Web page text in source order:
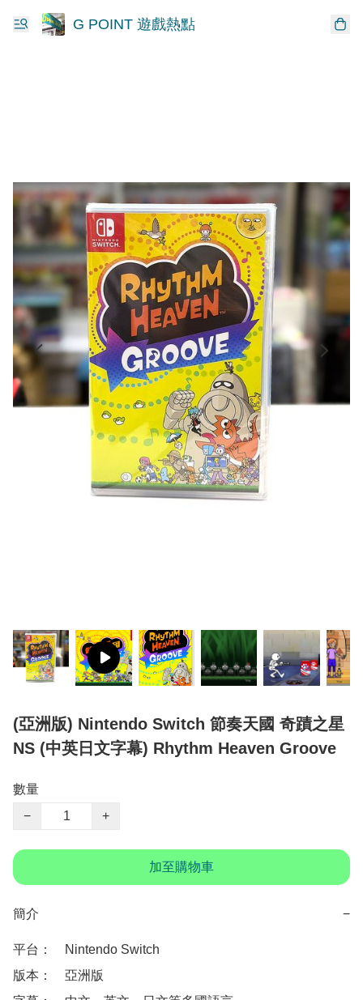
G POINT 遊戲熱點
(亞洲版) Nintendo Switch 節奏天國 奇蹟之星
NS (中英日文字幕) Rhythm Heaven Groove
數量
−
+
加至購物車
簡介 −
平台：　Nintendo Switch
版本：　亞洲版